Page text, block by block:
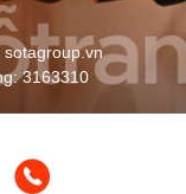
3163310